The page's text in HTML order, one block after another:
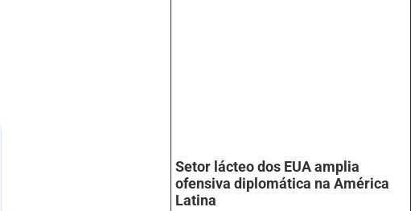
Setor lácteo dos EUA amplia
ofensiva diplomática na América
Latina